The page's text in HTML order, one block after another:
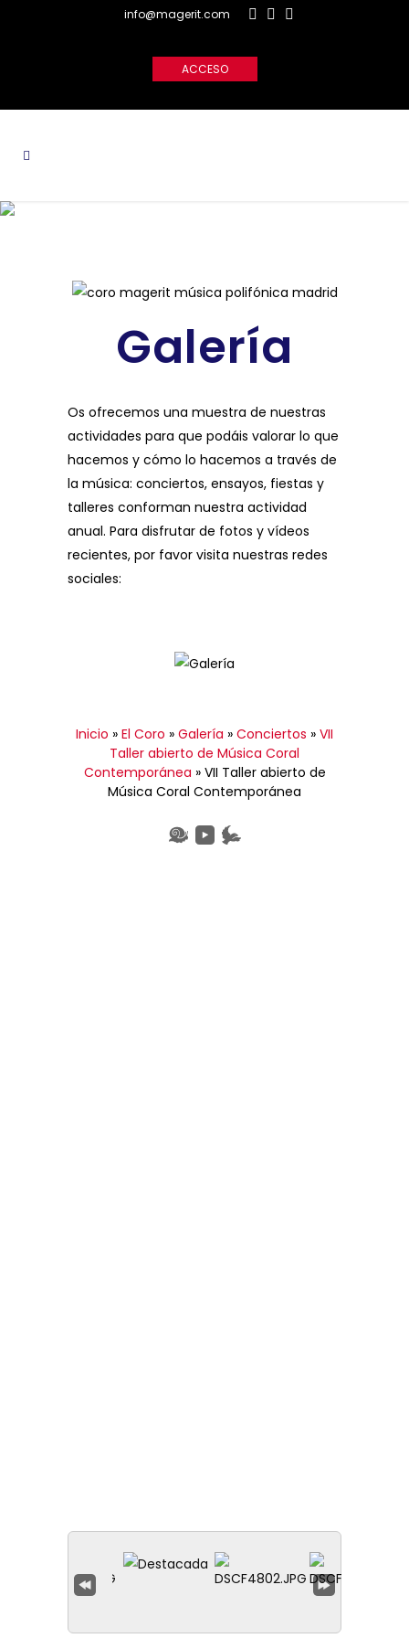
info@magerit.com
ACCESO
Galería
Os ofrecemos una muestra de nuestras
actividades para que podáis valorar lo que
hacemos y cómo lo hacemos a través de
la música: conciertos, ensayos, fiestas y
talleres conforman nuestra actividad
anual. Para disfrutar de fotos y vídeos
recientes, por favor visita nuestras redes
sociales:
Inicio » El Coro » Galería » Conciertos » VII
Taller abierto de Música Coral
Contemporánea » VII Taller abierto de
Música Coral Contemporánea